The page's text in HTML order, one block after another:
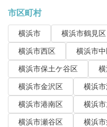
市区町村
横浜市 横浜市鶴見区
横浜市西区
横浜市
横浜市保土ケ谷区
横浜市金沢区
横浜
横浜市港南区
横浜
横浜市瀬谷区
横浜